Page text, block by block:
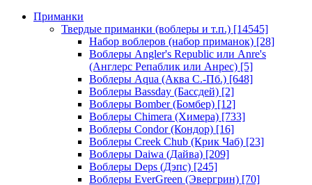
Приманки
Твердые приманки (воблеры и т.п.) [14545]
Набор воблеров (набор приманок) [28]
Воблеры Angler's Republic или Anre's
(Англерс Репаблик или Анрес) [5]
Воблеры Aqua (Аква С.-Пб.) [648]
Воблеры Bassday (Бассдей) [2]
Воблеры Bomber (Бомбер) [12]
Воблеры Chimera (Химера) [733]
Воблеры Condor (Кондор) [16]
Воблеры Creek Chub (Крик Чаб) [23]
Воблеры Daiwa (Дайва) [209]
Воблеры Deps (Дэпс) [245]
Воблеры EverGreen (Эвергрин) [70]